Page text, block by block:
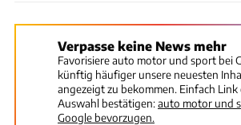
Verpasse keine News mehr
Favorisiere auto motor und sport bei
künftig häufiger unsere neuesten
angezeigt zu bekommen. Einfach
Auswahl bestätigen:auto motor und
Google bevorzugen.